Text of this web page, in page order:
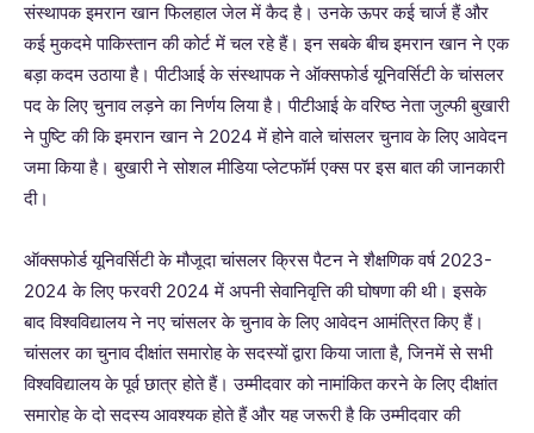
संस्थापक इमरान खान फिलहाल जेल में कैद है। उनके ऊपर कई चार्ज हैं और
कई मुकदमे पाकिस्तान की कोर्ट में चल रहे हैं। इन सबके बीच इमरान खान ने एक
बड़ा कदम उठाया है। पीटीआई के संस्थापक ने ऑक्सफोर्ड यूनिवर्सिटी के चांसलर
पद के लिए चुनाव लड़ने का निर्णय लिया है। पीटीआई के वरिष्ठ नेता जुल्फी बुखारी
ने पुष्टि की कि इमरान खान ने 2024 में होने वाले चांसलर चुनाव के लिए आवेदन
जमा किया है। बुखारी ने सोशल मीडिया प्लेटफॉर्म एक्स पर इस बात की जानकारी
दी।
ऑक्सफोर्ड यूनिवर्सिटी के मौजूदा चांसलर क्रिस पैटन ने शैक्षणिक वर्ष 2023-
2024 के लिए फरवरी 2024 में अपनी सेवानिवृत्ति की घोषणा की थी। इसके
बाद विश्वविद्यालय ने नए चांसलर के चुनाव के लिए आवेदन आमंत्रित किए हैं।
चांसलर का चुनाव दीक्षांत समारोह के सदस्यों द्वारा किया जाता है, जिनमें से सभी
विश्वविद्यालय के पूर्व छात्र होते हैं। उम्मीदवार को नामांकित करने के लिए दीक्षांत
समारोह के दो सदस्य आवश्यक होते हैं और यह जरूरी है कि उम्मीदवार की